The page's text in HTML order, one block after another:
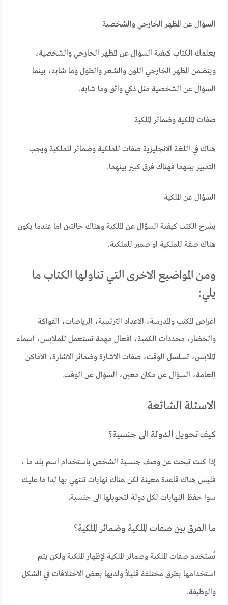
السؤال عن المظهر الخارجي والشخصية
يعلمك الكتاب كيفية السؤال عن المظهر الخارجي والشخصية،
ويتضمن المظهر الخارجي اللون والشعر والطول وما شابه، بينما
السؤال عن الشخصية مثل ذكي واثق وما شابه.
صفات الملكية وضمائر الملكية
هناك في اللغة الانجليزية صفات للملكية وضمائر للملكية ويجب
التمييز بينهما فهناك فرق كبير بينهما.
السؤال عن الملكية
يشرح الكتب كيفية السؤال عن الملكية وهناك حالتين اما عندما يكون
هناك صفة للملكية او ضمير للملكية.
ومن المواضيع الاخرى التي تناولها الكتاب ما
يلي:
اغراض المكتب والمدرسة، الاعداد الترتيبية، الرياضات، الفواكة
والخضار، محددات الكمية، افعال مهمة تستعمل للملابس، اسماء
الملابس، تسلسل الوقت، صفات الاشارة وضمائر الاشارة، الاماكن
العامة، السؤال عن مكان معين، السؤال عن الوقت.
الاسئلة الشائعة
كيف تحويل الدولة الى جنسية؟
إذا كنت تبحث عن وصف جنسية الشخص باستخدام اسم بلد ما ،
فليس هناك قاعدة معينة لكن هناك نهايات تنتهي بها لذا ما عليك
سوا حفظ النهايات لكل دولة لتحويلها الى جنسية.
ما الفرق بين صفات الملكية وضمائر الملكية؟
تُستخدم صفات الملكية وضمائر الملكية لإظهار الملكية ولكن يتم
استخدامها بطرق مختلفة قليلاً ولديها بعض الاختلافات في الشكل
والوظيفة.